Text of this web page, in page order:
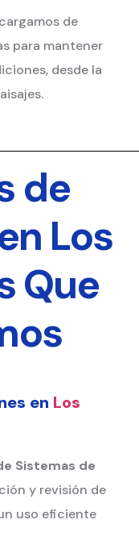
de
para mantener
desde la
de
Los
Que
en Los
Sistemas de
y revisión de
uso eficiente